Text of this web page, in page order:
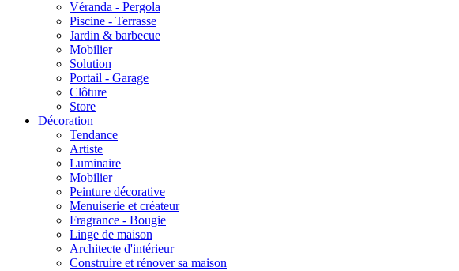
Véranda - Pergola
Piscine - Terrasse
Jardin & barbecue
Mobilier
Solution
Portail - Garage
Clôture
Store
Décoration
Tendance
Artiste
Luminaire
Mobilier
Peinture décorative
Menuiserie et créateur
Fragrance - Bougie
Linge de maison
Architecte d'intérieur
Construire et rénover sa maison